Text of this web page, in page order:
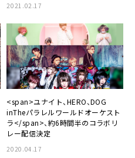
2021.02.17
<span>ユナイト、HERO、DOG
inTheパラレルワールドオーケスト
ラ</span>、約6時間半のコラボリ
レー配信決定
2020.04.17